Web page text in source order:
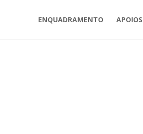
ENQUADRAMENTO APOIOS